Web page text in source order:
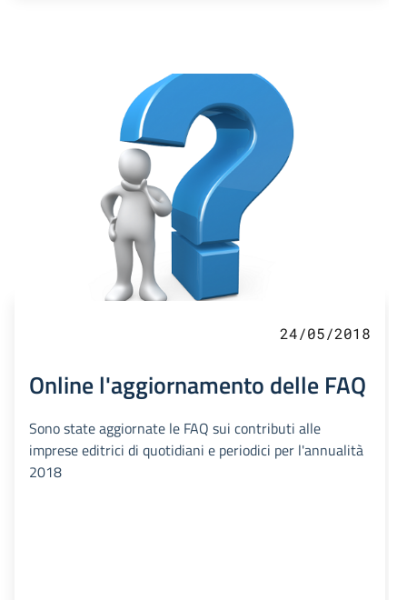
24/05/2018
Online l'aggiornamento delle FAQ
Sono state aggiornate le FAQ sui contributi alle
imprese editrici di quotidiani e periodici per l'annualità
2018